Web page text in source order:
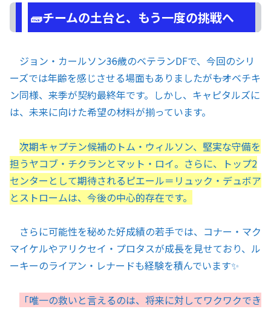
🧱チームの土台と、もう一度の挑戦へ
ジョン・カールソン――36歳のベテランDFで、今回のシリ
ーズでは年齢を感じさせる場面もありましたが――もオベチキ
ン同様、来季が契約最終年です。しかし、キャピタルズに
は、未来に向けた希望の材料が揃っています。
次期キャプテン候補のトム・ウィルソン、堅実な守備を
担うヤコブ・チクランとマット・ロイ。さらに、トップ2
センターとして期待されるピエール＝リュック・デュボア
とストロームは、今後の中心的存在です。
さらに可能性を秘めた好成績の若手では、コナー・マク
マイケルやアリクセイ・プロタスが成長を見せており、ル
ーキーのライアン・レナードも経験を積んでいます✨
「唯一の救いと言えるのは、将来に対してワクワクでき